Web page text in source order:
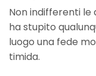
Non indifferenti le
ha stupito
luogo una fede
timida.